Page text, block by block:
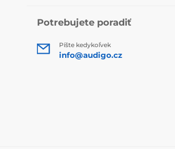
Potrebujete poradiť
Píšte kedykoľvek
info@audigo.cz